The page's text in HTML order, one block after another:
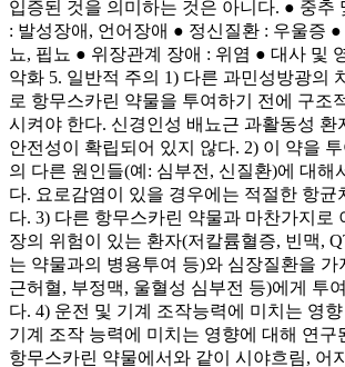
입증된 것을 의미하는 것은 아니다. ● 중추
: 발성장애, 언어장애 ● 정신질환 : 우울증
뇨, 핍뇨 ● 위장관계 장애 : 위염 ● 대사 및
악화 5. 일반적 주의 1) 다른 과민성방광의
로 항무스카린 약물을 투여하기 전에 구조
시켜야 한다. 신경인성 배뇨근 과활동성 환
안전성이 확립되어 있지 않다. 2) 이 약을
의 다른 원인들(예: 심부전, 신질환)에 대해
다. 요로감염이 있을 경우에는 적절한 항균
다. 3) 다른 항무스카린 약물과 마찬가지로
장의 위험이 있는 환자(저칼륨혈증, 빈맥,
는 약물과의 병용투여 등)와 심장질환을 가
근허혈, 부정맥, 울혈성 심부전 등)에게 투
다. 4) 운전 및 기계 조작능력에 미치는 영
기계 조작 능력에 미치는 영향에 대해 연구
항무스카린 약물에서와 같이 시야흐림, 어